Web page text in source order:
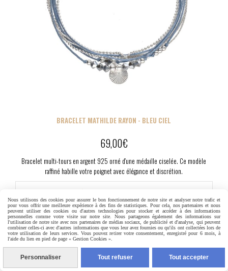
BRACELET MATHILDE RAYON - BLEU CIEL
69,00€
Bracelet multi-tours en argent 925 orné d'une médaille ciselée. Ce modèle
raffiné habille votre poignet avec élégance et discrétion.
Nous utilisons des cookies pour assurer le bon fonctionnement de notre site et analyser notre trafic et
pour vous offrir une meilleure expérience à des fins de statistiques. Pour cela, nos partenaires et nous
peuvent utiliser des cookies ou d'autres technologies pour stocker et accéder à des informations
personnelles comme votre visite sur notre site. Nous partageons également des informations sur
l'utilisation de notre site avec nos partenaires de médias sociaux, de publicité et d'analyse, qui peuvent
combiner celles-ci avec d'autres informations que vous leur avez fournies ou qu'ils ont collectées lors de
votre utilisation de leurs services. Vous pouvez retirer votre consentement, enregistré pour 6 mois, à
l'aide du lien en pied de page « Gestion Cookies ».
Personnaliser Tout refuser Tout accepter